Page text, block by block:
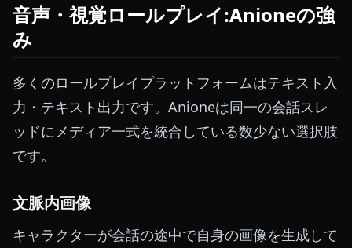
音声・視覚ロールプレイ:Anioneの強
み
多くのロールプレイプラットフォームはテキスト入
力・テキスト出力です。Anioneは同一の会話スレ
ッドにメディア一式を統合している数少ない選択肢
です。
文脈内画像
キャラクターが会話の途中で自身の画像を生成して